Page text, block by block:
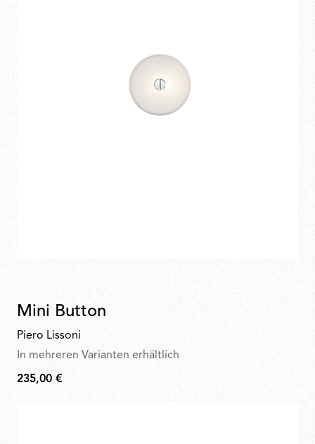
Mini Button
Piero Lissoni
In mehreren Varianten erhältlich
235,00
235,00 €